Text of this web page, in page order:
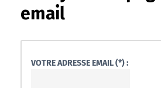
email
VOTRE ADRESSE EMAIL (*) :